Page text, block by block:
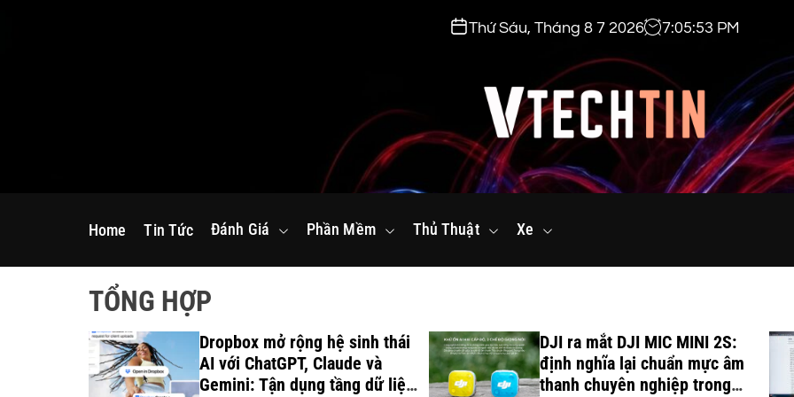
Thứ Sáu, Tháng 8 7 2026 7:05:54 PM
v
e
i
n
.
Home Tin Tức Đánh Giá Phần Mềm Thủ Thuật Xe
TỔNG HỢP
Dropbox mở rộng hệ sinh thái
AI với ChatGPT, Claude và
Gemini: Tận dụng tầng dữ liệu
DJI ra mắt DJI MIC MINI 2S:
định nghĩa lại chuẩn mực âm
thanh chuyên nghiệp trong